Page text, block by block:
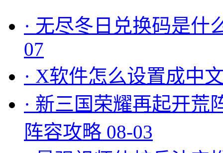
· 无尽冬日兑换码是什
07
· X软件怎么设置成中
· 新三国荣耀再起开荒
阵容攻略 08-03